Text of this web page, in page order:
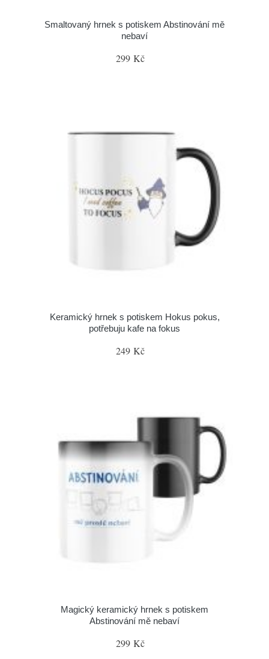
Smaltovaný hrnek s potiskem Abstinování mě
nebaví
299 Kč
Keramický hrnek s potiskem Hokus pokus,
potřebuju kafe na fokus
249 Kč
Magický keramický hrnek s potiskem
Abstinování mě nebaví
299 Kč